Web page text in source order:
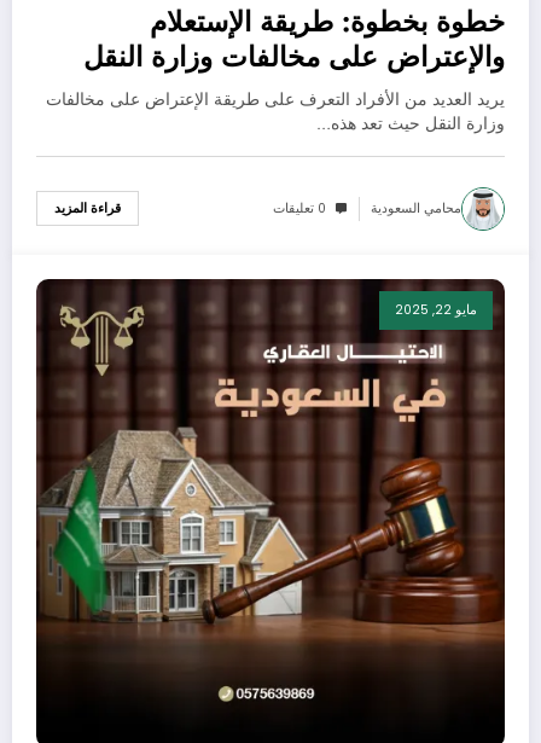
خطوة بخطوة: طريقة الإستعلام
والإعتراض على مخالفات وزارة النقل
يريد العديد من الأفراد التعرف على طريقة الإعتراض على مخالفات
وزارة النقل حيث تعد هذه…
محامي السعودية 0 تعليقات قراءة المزيد
مايو 22, 2025